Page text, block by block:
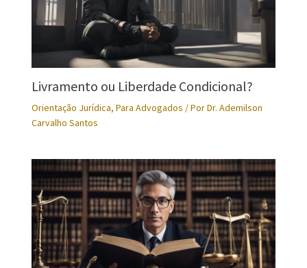
Livramento ou Liberdade Condicional?
Orientação Jurídica, Para Advogados / PorDr. Ademilson
Carvalho Santos